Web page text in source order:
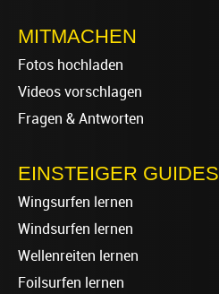
MITMACHEN
Fotos hochladen
Videos vorschlagen
Fragen & Antworten
EINSTEIGER GUIDES
Wingsurfen lernen
Windsurfen lernen
Wellenreiten lernen
Foilsurfen lernen